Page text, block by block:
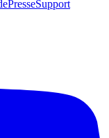
PresseSupport